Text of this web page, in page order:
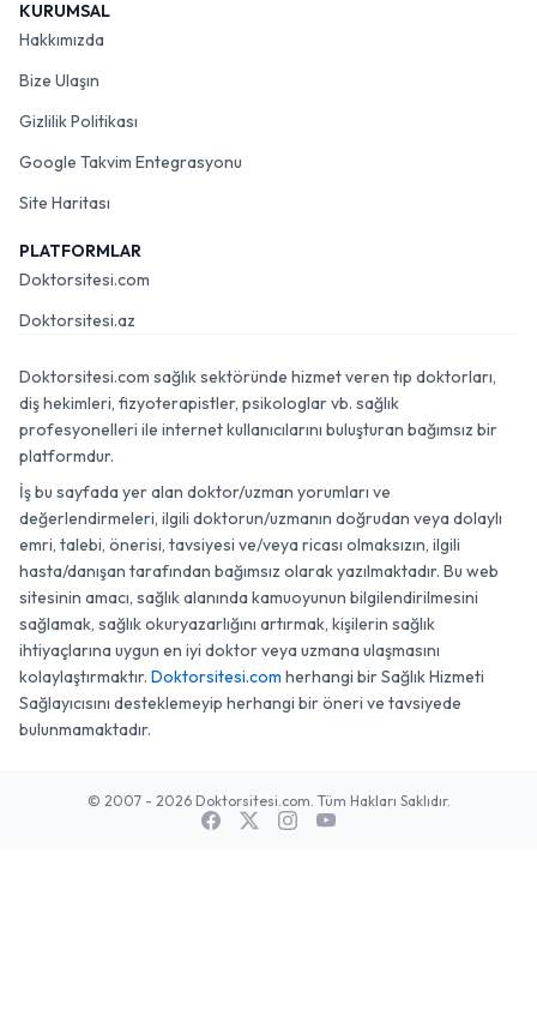
KURUMSAL
Hakkımızda
Bize Ulaşın
Gizlilik Politikası
Google Takvim Entegrasyonu
Site Haritası
PLATFORMLAR
Doktorsitesi.com
Doktorsitesi.az
Doktorsitesi.com sağlık sektöründe hizmet veren tıp doktorları,
diş hekimleri, fizyoterapistler, psikologlar vb. sağlık
profesyonelleri ile internet kullanıcılarını buluşturan bağımsız bir
platformdur.
İş bu sayfada yer alan doktor/uzman yorumları ve
değerlendirmeleri, ilgili doktorun/uzmanın doğrudan veya dolaylı
emri, talebi, önerisi, tavsiyesi ve/veya ricası olmaksızın, ilgili
hasta/danışan tarafından bağımsız olarak yazılmaktadır. Bu web
sitesinin amacı, sağlık alanında kamuoyunun bilgilendirilmesini
sağlamak, sağlık okuryazarlığını artırmak, kişilerin sağlık
ihtiyaçlarına uygun en iyi doktor veya uzmana ulaşmasını
kolaylaştırmaktır. Doktorsitesi.com herhangi bir Sağlık Hizmeti
Sağlayıcısını desteklemeyip herhangi bir öneri ve tavsiyede
bulunmamaktadır.
© 2007 - 2026 Doktorsitesi.com. Tüm Hakları Saklıdır.